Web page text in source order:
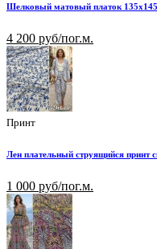
Шелковый матовый платок
4 200 руб/пог.м.
Принт
Лен плательный струящийся принт
1 000 руб/пог.м.